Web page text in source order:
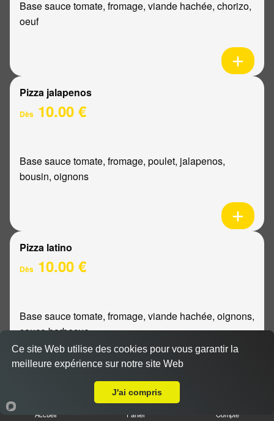
Base sauce tomate, fromage, viande hachée, chorizo,
oeuf
Pizza jalapenos
Dès 10.00 €
Base sauce tomate, fromage, poulet, jalapenos,
bousin, oignons
Pizza latino
Dès 10.00 €
Base sauce tomate, fromage, viande hachée, oignons,
sauce barbecue
Accueil Panier Compte
Ce site Web utilise des cookies pour vous garantir la
meilleure expérience sur notre site Web
J'ai compris